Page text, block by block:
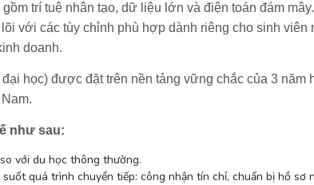
trí tuệ nhân tạo, dữ liệu lớn và điện toán đám
với các tùy chỉnh phù hợp dành riêng cho sinh viên
doanh.
học) được đặt trên nền tảng vững chắc của 3
như sau:
với du học thông thường.
quá trình chuyển tiếp: công nhận tín chỉ, chuẩn bị hồ